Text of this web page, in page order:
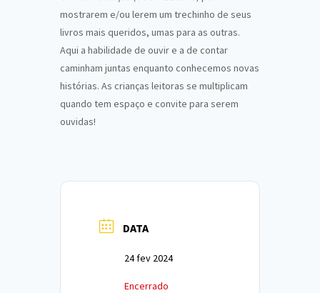
mostrarem e/ou lerem um trechinho de seus
livros mais queridos, umas para as outras.
Aqui a habilidade de ouvir e a de contar
caminham juntas enquanto conhecemos novas
histórias. As crianças leitoras se multiplicam
quando tem espaço e convite para serem
ouvidas!
DATA
24 fev 2024
Encerrado